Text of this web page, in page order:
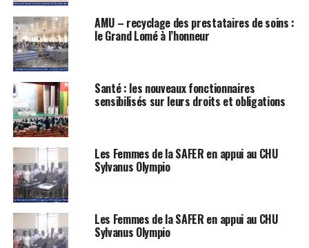
AMU – recyclage des prestataires de soins :
le Grand Lomé à l’honneur
Santé : les nouveaux fonctionnaires
sensibilisés sur leurs droits et obligations
Les Femmes de la SAFER en appui au CHU
Sylvanus Olympio
Les Femmes de la SAFER en appui au CHU
Sylvanus Olympio